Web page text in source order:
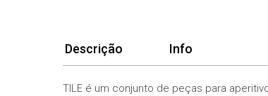
Descrição Info
TILE é um conjunto de peças para